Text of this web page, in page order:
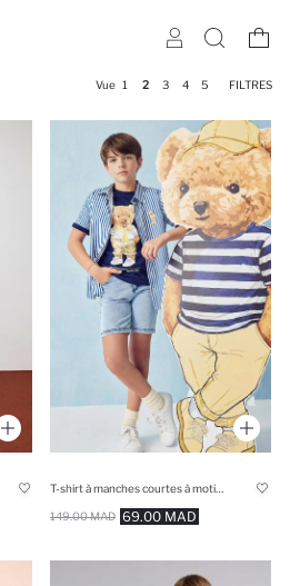
Vue 1 2 3 4 5 FILTRES
69.00 MAD
149.00 MAD